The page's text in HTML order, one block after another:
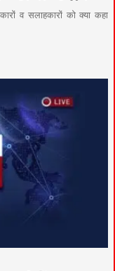
व सलाहकारों को क्या कहा